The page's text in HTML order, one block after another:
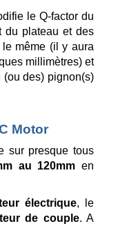
le Q-factor du
du plateau et des
même (il y aura
millimètres) et
des) pignon(s)
Motor
sur presque tous
au 120mm en
électrique, le
de couple. A